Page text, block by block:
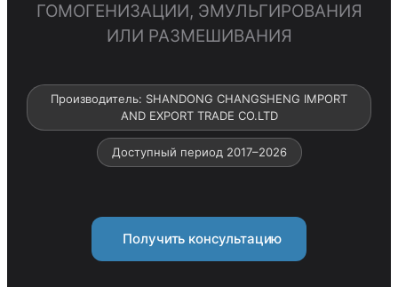
ГОМОГЕНИЗАЦИИ, ЭМУЛЬГИРОВАНИЯ
ИЛИ РАЗМЕШИВАНИЯ
Производитель: SHANDONG CHANGSHENG IMPORT
AND EXPORT TRADE CO.LTD
Доступный период 2017–2026
Получить консультацию